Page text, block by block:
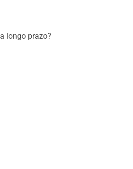
longo prazo?